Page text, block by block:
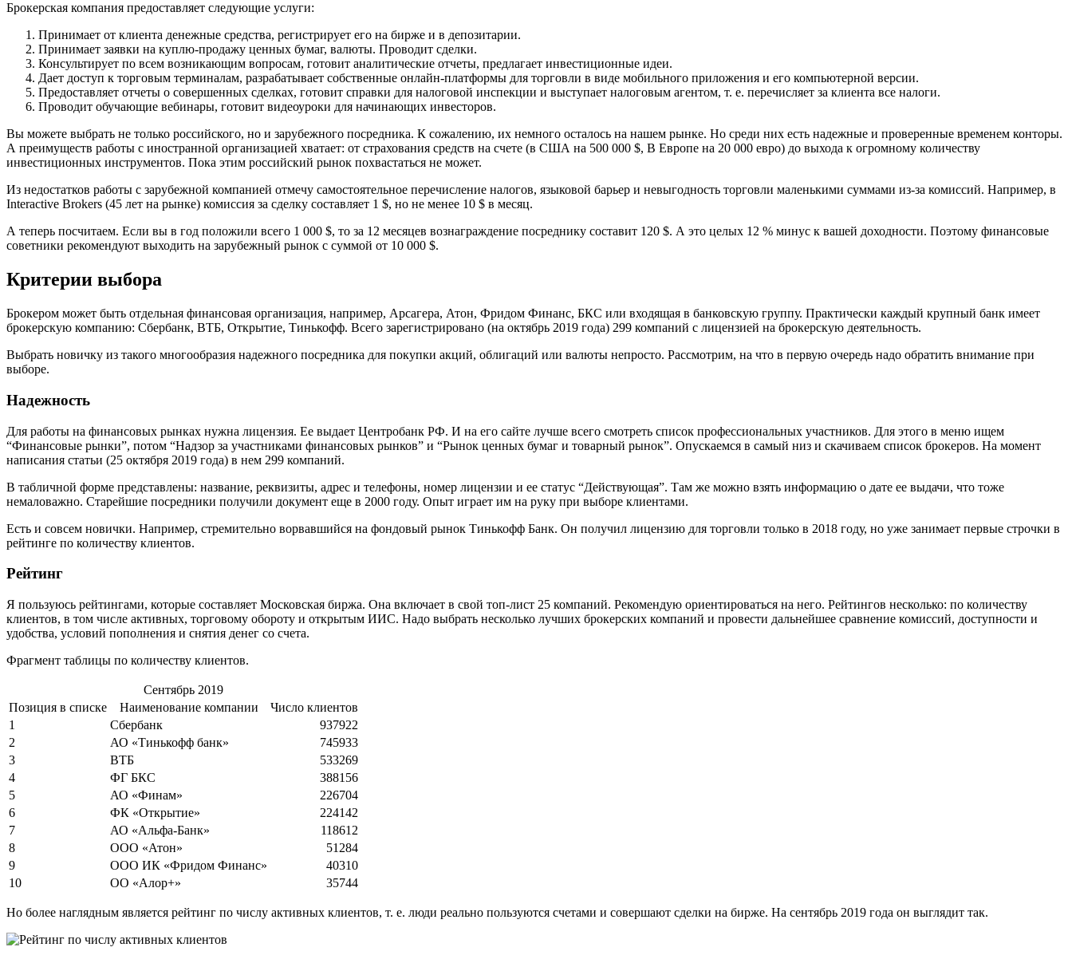
Брокерская компания предоставляет следующие услуги:
Принимает от клиента денежные средства, регистрирует его на бирже и в депозитарии.
Принимает заявки на куплю-продажу ценных бумаг, валюты. Проводит сделки.
Консультирует по всем возникающим вопросам, готовит аналитические отчеты, предлагает инвестиционные идеи.
Дает доступ к торговым терминалам, разрабатывает собственные онлайн-платформы для торговли в виде мобильного приложения и его компьютерной версии.
Предоставляет отчеты о совершенных сделках, готовит справки для налоговой инспекции и выступает налоговым агентом, т. е. перечисляет за клиента все налоги.
Проводит обучающие вебинары, готовит видеоуроки для начинающих инвесторов.
Вы можете выбрать не только российского, но и зарубежного посредника. К сожалению, их немного осталось на нашем рынке. Но среди них есть надежные и проверенные временем конторы.
А преимуществ работы с иностранной организацией хватает: от страхования средств на счете (в США на 500 000 $, В Европе на 20 000 евро) до выхода к огромному количеству
инвестиционных инструментов. Пока этим российский рынок похвастаться не может.
Из недостатков работы с зарубежной компанией отмечу самостоятельное перечисление налогов, языковой барьер и невыгодность торговли маленькими суммами из-за комиссий. Например, в
Interactive Brokers (45 лет на рынке) комиссия за сделку составляет 1 $, но не менее 10 $ в месяц.
А теперь посчитаем. Если вы в год положили всего 1 000 $, то за 12 месяцев вознаграждение посреднику составит 120 $. А это целых 12 % минус к вашей доходности. Поэтому финансовые
советники рекомендуют выходить на зарубежный рынок с суммой от 10 000 $.
Критерии выбора
Брокером может быть отдельная финансовая организация, например, Арсагера, Атон, Фридом Финанс, БКС или входящая в банковскую группу. Практически каждый крупный банк имеет
брокерскую компанию: Сбербанк, ВТБ, Открытие, Тинькофф. Всего зарегистрировано (на октябрь 2019 года) 299 компаний с лицензией на брокерскую деятельность.
Выбрать новичку из такого многообразия надежного посредника для покупки акций, облигаций или валюты непросто. Рассмотрим, на что в первую очередь надо обратить внимание при
выборе.
Надежность
Для работы на финансовых рынках нужна лицензия. Ее выдает Центробанк РФ. И на его сайте лучше всего смотреть список профессиональных участников. Для этого в меню ищем
“Финансовые рынки”, потом “Надзор за участниками финансовых рынков” и “Рынок ценных бумаг и товарный рынок”. Опускаемся в самый низ и скачиваем список брокеров. На момент
написания статьи (25 октября 2019 года) в нем 299 компаний.
В табличной форме представлены: название, реквизиты, адрес и телефоны, номер лицензии и ее статус “Действующая”. Там же можно взять информацию о дате ее выдачи, что тоже
немаловажно. Старейшие посредники получили документ еще в 2000 году. Опыт играет им на руку при выборе клиентами.
Есть и совсем новички. Например, стремительно ворвавшийся на фондовый рынок Тинькофф Банк. Он получил лицензию для торговли только в 2018 году, но уже занимает первые строчки в
рейтинге по количеству клиентов.
Рейтинг
Я пользуюсь рейтингами, которые составляет Московская биржа. Она включает в свой топ-лист 25 компаний. Рекомендую ориентироваться на него. Рейтингов несколько: по количеству
клиентов, в том числе активных, торговому обороту и открытым ИИС. Надо выбрать несколько лучших брокерских компаний и провести дальнейшее сравнение комиссий, доступности и
удобства, условий пополнения и снятия денег со счета.
Фрагмент таблицы по количеству клиентов.
Сентябрь 2019
Позиция в списке
Наименование компании
Число клиентов
1
Сбербанк
937922
2
АО «Тинькофф банк»
745933
3
ВТБ
533269
4
ФГ БКС
388156
5
АО «Финам»
226704
6
ФК «Открытие»
224142
7
АО «Альфа-Банк»
118612
8
ООО «Атон»
51284
9
ООО ИК «Фридом Финанс»
40310
10
ОО «Алор+» 35744
Но более наглядным является рейтинг по числу активных клиентов, т. е. люди реально пользуются счетами и совершают сделки на бирже. На сентябрь 2019 года он выглядит так.